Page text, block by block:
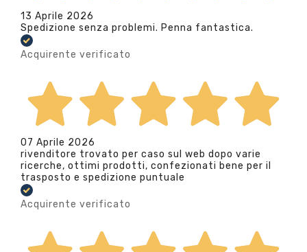
13 Aprile 2026
Spedizione senza problemi. Penna fantastica.
Acquirente verificato
07 Aprile 2026
rivenditore trovato per caso sul web dopo varie
ricerche, ottimi prodotti, confezionati bene per il
trasposto e spedizione puntuale
Acquirente verificato